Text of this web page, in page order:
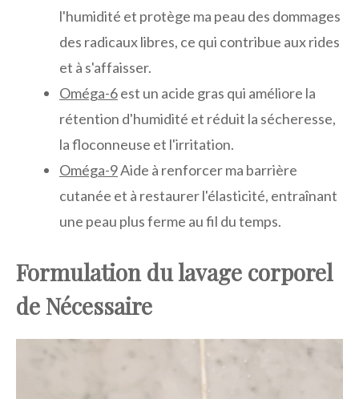
l'humidité et protège ma peau des dommages
des radicaux libres, ce qui contribue aux rides
et à s'affaisser.
Oméga-6est un acide gras qui améliore la
rétention d'humidité et réduit la sécheresse,
la floconneuse et l'irritation.
Oméga-9Aide à renforcer ma barrière
cutanée et à restaurer l'élasticité, entraînant
une peau plus ferme au fil du temps.
Formulation du lavage corporel
de Nécessaire